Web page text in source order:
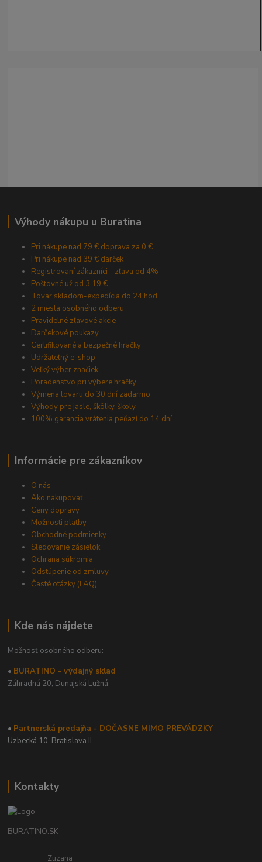
Výhody nákupu u Buratina
Pri nákupe nad 79 € doprava za 0 €
Pri nákupe nad 39 € darček
Registrovaní zákazníci - zľava od 4%
Poštovné už od 3,19 €
Tovar skladom-expedícia do 24 hod.
2 miesta osobného odberu
Pravidelné zľavové akcie
Darčekové poukazy
Certifikované a bezpečné hračky
Udržateľný e-shop
Veľký výber značiek
Poradenstvo pri výbere hračky
Výmena tovaru do 30 dní zadarmo
Výhody pre jasle, škôlky, školy
100% garancia vrátenia peňazí do 14 dní
Informácie pre zákazníkov
O nás
Ako nakupovať
Ceny dopravy
Možnosti platby
Obchodné podmienky
Sledovanie zásielok
Ochrana súkromia
Odstúpenie od zmluvy
Časté otázky (FAQ)
Kde nás nájdete
Možnosť osobného odberu:
• BURATINO - výdajný sklad
Záhradná 20, Dunajská Lužná
• Partnerská predajňa - DOČASNE MIMO PREVÁDZKY
Uzbecká 10, Bratislava II.
Kontakty
BURATINO.SK
Zuzana